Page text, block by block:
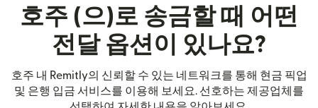
호주 (으)로 송금할 때 어떤
전달 옵션이 있나요?
호주 내 Remitly의 신뢰할 수 있는 네트워크를 통해 현금 픽업
및 은행 입금 서비스를 이용해 보세요. 선호하는 제공업체를